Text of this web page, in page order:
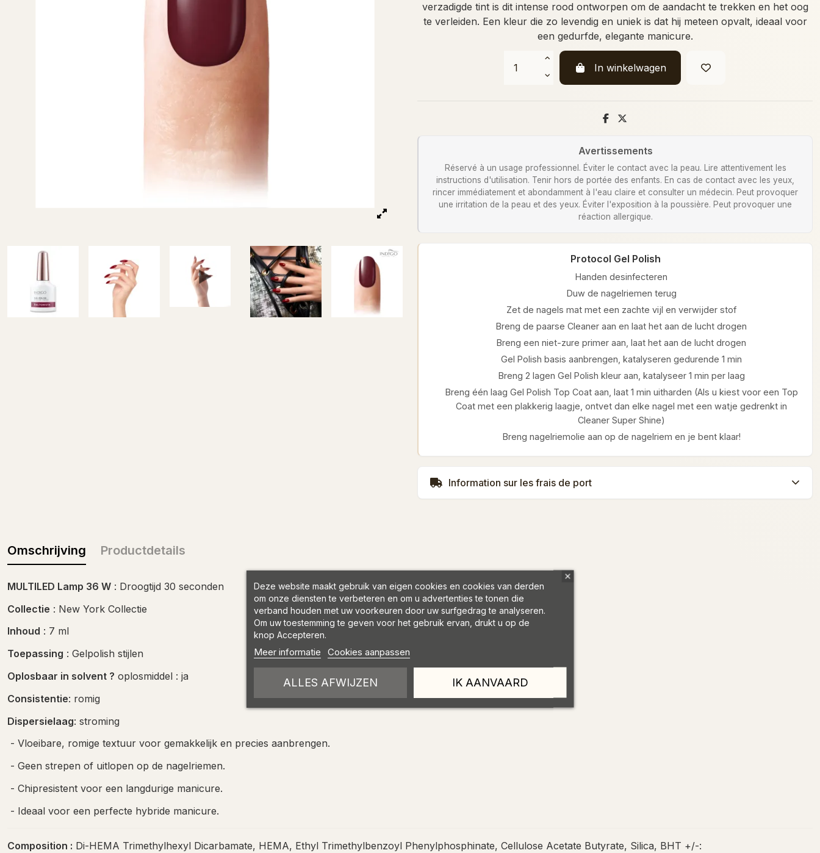
verzadigde tint is dit intense rood ontworpen om de aandacht te trekken en het oog
te verleiden. Een kleur die zo levendig en uniek is dat hij meteen opvalt, ideaal voor
een gedurfde, elegante manicure.
In winkelwagen
Avertissements
Réservé à un usage professionnel. Éviter le contact avec la peau. Lire attentivement les
instructions d'utilisation. Tenir hors de portée des enfants. En cas de contact avec les yeux,
rincer immédiatement et abondamment à l'eau claire et consulter un médecin. Peut provoquer
une irritation de la peau et des yeux. Éviter l'exposition à la poussière. Peut provoquer une
réaction allergique.
Protocol Gel Polish
Handen desinfecteren
Duw de nagelriemen terug
Zet de nagels mat met een zachte vijl en verwijder stof
Breng de paarse Cleaner aan en laat het aan de lucht drogen
Breng een niet-zure primer aan, laat het aan de lucht drogen
Gel Polish basis aanbrengen, katalyseren gedurende 1 min
Breng 2 lagen Gel Polish kleur aan, katalyseer 1 min per laag
Breng één laag Gel Polish Top Coat aan, laat 1 min uitharden (Als u kiest voor een Top
Coat met een plakkerig laagje, ontvet dan elke nagel met een watje gedrenkt in
Cleaner Super Shine)
Breng nagelriemolie aan op de nagelriem en je bent klaar!
Information sur les frais de port
Omschrijving Productdetails
MULTILED Lamp 36 W : Droogtijd 30 seconden
Collectie : New York Collectie
Inhoud : 7 ml
Toepassing : Gelpolish stijlen
Oplosbaar in solvent ? oplosmiddel : ja
Consistentie: romig
Dispersielaag: stroming
- Vloeibare, romige textuur voor gemakkelijk en precies aanbrengen.
- Geen strepen of uitlopen op de nagelriemen.
- Chipresistent voor een langdurige manicure.
- Ideaal voor een perfecte hybride manicure.
Composition : Di-HEMA Trimethylhexyl Dicarbamate, HEMA, Ethyl Trimethylbenzoyl Phenylphosphinate, Cellulose Acetate Butyrate, Silica, BHT +/-:
Deze website maakt gebruik van eigen cookies en cookies van derden
om onze diensten te verbeteren en om u advertenties te tonen die
verband houden met uw voorkeuren door uw surfgedrag te analyseren.
Om uw toestemming te geven voor het gebruik ervan, drukt u op de
knop Accepteren.
Meer informatie Cookies aanpassen
ALLES AFWIJZEN IK AANVAARD